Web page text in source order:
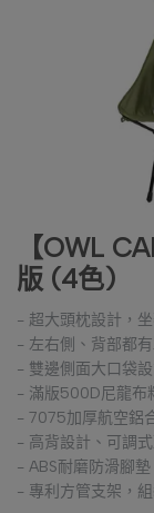
【OWL
版 (4色)
- 超大頭枕設計，
- 左右側、背部都
- 雙邊側面大口袋
- 滿版500D尼龍布
- 7075加厚航空鋁
- 高背設計、可調
- ABS耐磨防滑腳墊
- 專利方管支架，